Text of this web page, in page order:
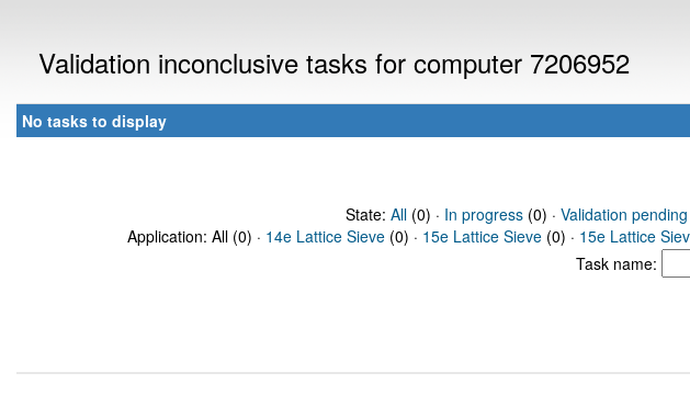
Validation inconclusive tasks for computer 7206952
No tasks to display
State: All(0) · In progress(0) · Validation pending
Application: All (0) · 14e Lattice Sieve (0) · 15e Lattice Sieve (0) · 15e Lattice
Task name: